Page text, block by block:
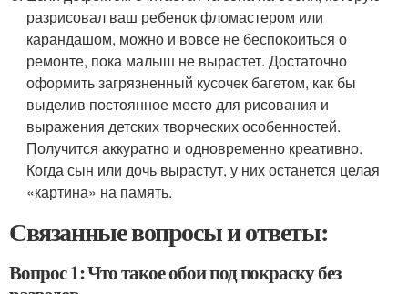
разрисовал ваш ребенок фломастером или
карандашом, можно и вовсе не беспокоиться о
ремонте, пока малыш не вырастет. Достаточно
оформить загрязненный кусочек багетом, как бы
выделив постоянное место для рисования и
выражения детских творческих особенностей.
Получится аккуратно и одновременно креативно.
Когда сын или дочь вырастут, у них останется целая
«картина» на память.
Связанные вопросы и ответы:
Вопрос 1: Что такое обои под покраску без